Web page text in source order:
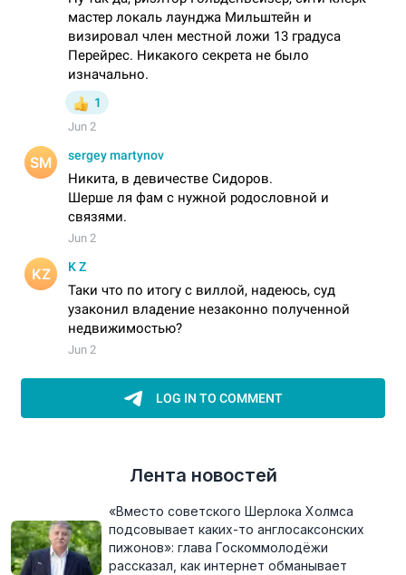
Лента новостей
«Вместо советского Шерлока Холмса
подсовывает каких-то англосаксонских
пижонов»: глава Госкоммолодёжи
рассказал, как интернет обманывает